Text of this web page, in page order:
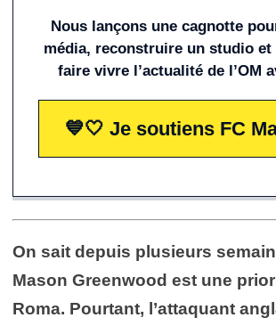
Nous lançons une cagnotte
média, reconstruire un studio et
faire vivre l’actualité de l’OM
💙🤍 Je soutiens FC
On sait depuis plusieurs
Mason Greenwood est une
Roma. Pourtant, l’attaquant